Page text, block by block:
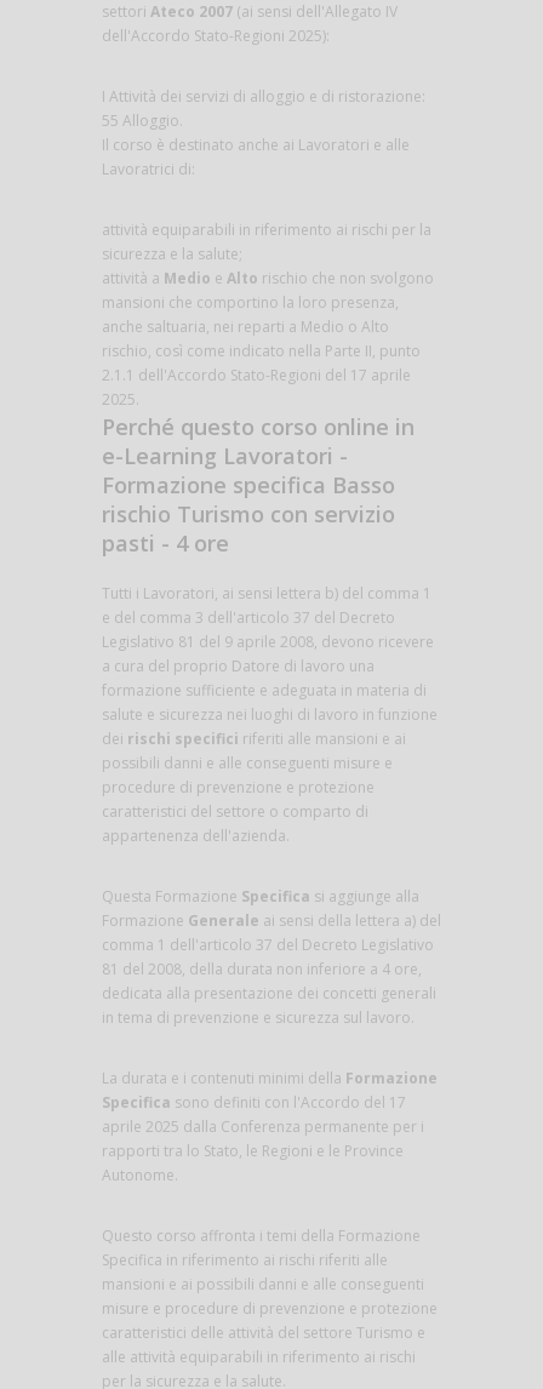
settori Ateco 2007 (ai sensi dell'Allegato IV
dell'Accordo Stato-Regioni 2025):
I Attività dei servizi di alloggio e di ristorazione:
55 Alloggio.
Il corso è destinato anche ai Lavoratori e alle
Lavoratrici di:
attività equiparabili in riferimento ai rischi per la
sicurezza e la salute;
attività a Medio e Alto rischio che non svolgono
mansioni che comportino la loro presenza,
anche saltuaria, nei reparti a Medio o Alto
rischio, così come indicato nella Parte II, punto
2.1.1 dell'Accordo Stato-Regioni del 17 aprile
2025.
Perché questo corso online in
e-Learning Lavoratori -
Formazione specifica Basso
rischio Turismo con servizio
pasti - 4 ore
Tutti i Lavoratori, ai sensi lettera b) del comma 1
e del comma 3 dell'articolo 37 del Decreto
Legislativo 81 del 9 aprile 2008, devono ricevere
a cura del proprio Datore di lavoro una
formazione sufficiente e adeguata in materia di
salute e sicurezza nei luoghi di lavoro in funzione
dei rischi specifici riferiti alle mansioni e ai
possibili danni e alle conseguenti misure e
procedure di prevenzione e protezione
caratteristici del settore o comparto di
appartenenza dell'azienda.
Questa Formazione Specifica si aggiunge alla
Formazione Generale ai sensi della lettera a) del
comma 1 dell'articolo 37 del Decreto Legislativo
81 del 2008, della durata non inferiore a 4 ore,
dedicata alla presentazione dei concetti generali
in tema di prevenzione e sicurezza sul lavoro.
La durata e i contenuti minimi della Formazione
Specifica sono definiti con l'Accordo del 17
aprile 2025 dalla Conferenza permanente per i
rapporti tra lo Stato, le Regioni e le Province
Autonome.
Questo corso affronta i temi della Formazione
Specifica in riferimento ai rischi riferiti alle
mansioni e ai possibili danni e alle conseguenti
misure e procedure di prevenzione e protezione
caratteristici delle attività del settore Turismo e
alle attività equiparabili in riferimento ai rischi
per la sicurezza e la salute.